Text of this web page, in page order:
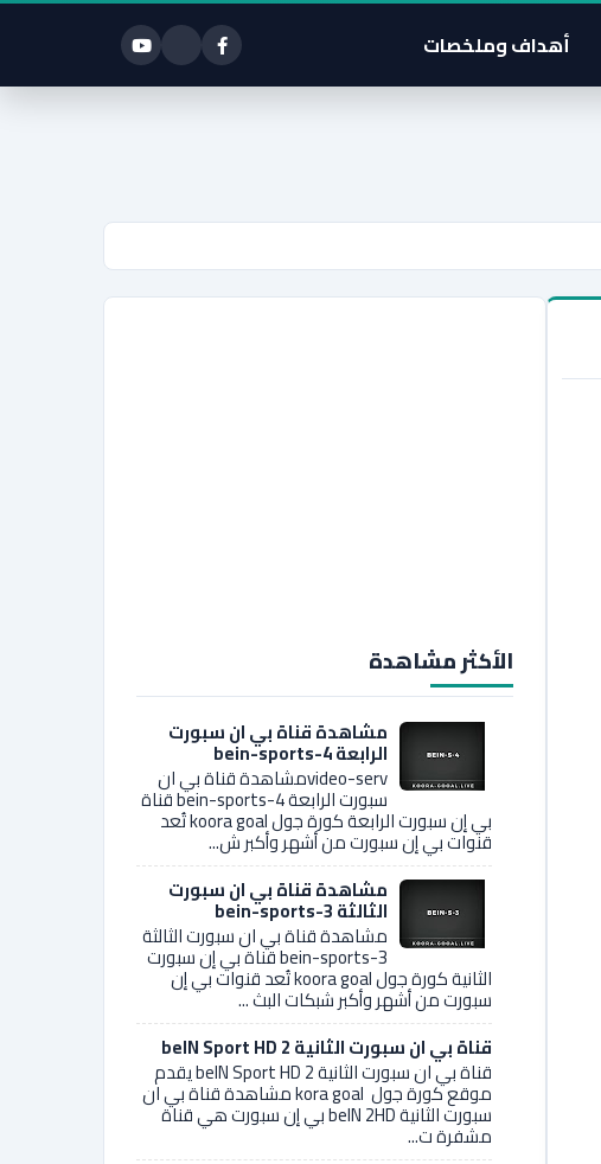
أهداف وملخصات
الأكثر مشاهدة
مشاهدة قناة بي ان سبورت
الرابعة bein-sports-4
video-servمشاهدة قناة بي ان
سبورت الرابعة bein-sports-4 قناة
بي إن سبورت الرابعة كورة جول koora goal تُعد
قنوات بي إن سبورت من أشهر وأكبر ش...
مشاهدة قناة بي ان سبورت
الثالثة bein-sports-3
مشاهدة قناة بي ان سبورت الثالثة
bein-sports-3 قناة بي إن سبورت
الثانية كورة جول koora goal تُعد قنوات بي إن
سبورت من أشهر وأكبر شبكات البث ...
قناة بي ان سبورت الثانية 2 beIN Sport HD
قناة بي ان سبورت الثانية 2 beIN Sport HD يقدم
موقع كورة جول kora goal مشاهدة قناة بي ان
سبورت الثانية beIN 2HD بي إن سبورت هي قناة
مشفرة ت...